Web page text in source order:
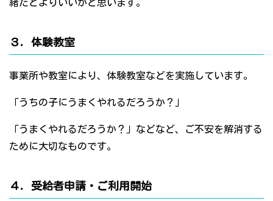
緒だとよりいいかと思います。
３．体験教室
事業所や教室により、体験教室などを実施しています。
「うちの子にうまくやれるだろうか？」
「うまくやれるだろうか？」などなど、ご不安を解消する
ために大切なものです。
４．受給者申請・ご利用開始